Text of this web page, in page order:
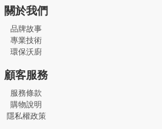
關於我們
品牌故事
專業技術
環保沃廚
顧客服務
服務條款
購物說明
隱私權政策